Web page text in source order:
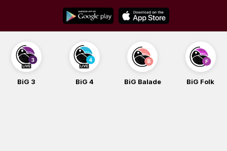
content
BiG 4 BiG Balade BiG Folk BiG iG